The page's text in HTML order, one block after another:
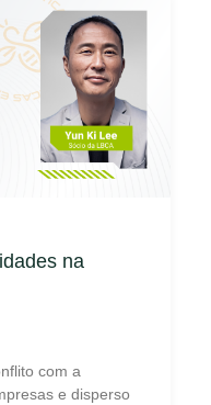
na
com a
e disperso